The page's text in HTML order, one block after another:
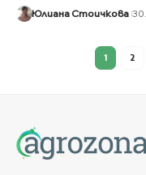
Юлиана Стоичкова
1 2